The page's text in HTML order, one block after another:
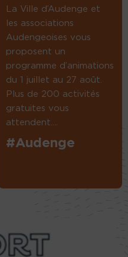
La Ville d’Audenge et
les associations
Audengeoises vous
proposent un
programme d’animations
du 1 juillet au 27 août.
Plus de 200 activités
gratuites vous
attendent....
#Audenge